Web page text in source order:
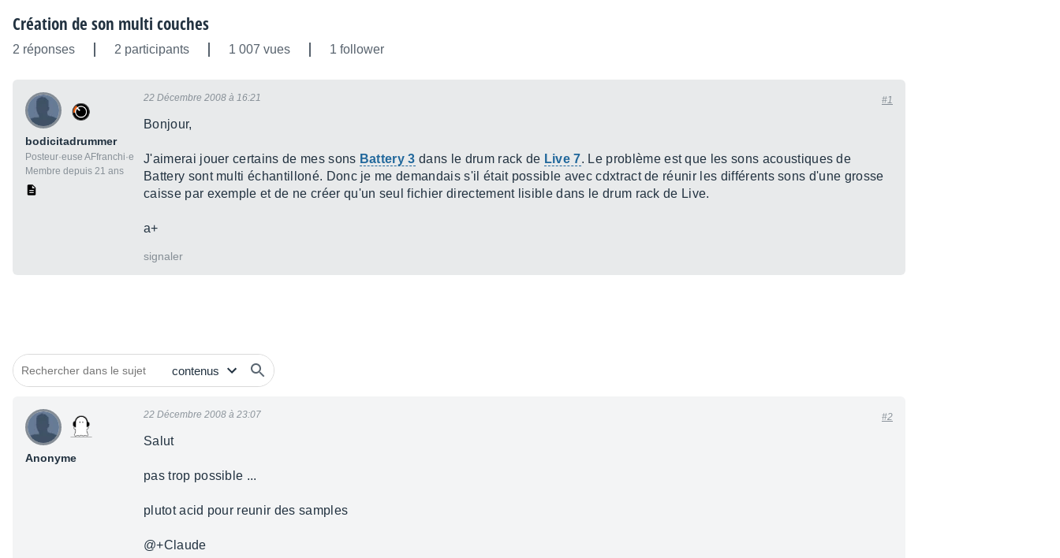
Création de son multi couches
2 réponses 2 participants 1 007 vues 1 follower
bodicitadrummer
Posteur·euse AFfranchi·e
Membre depuis 21 ans
22 Décembre 2008 à 16:21 #1
Bonjour,
J'aimerai jouer certains de mes sons Battery 3 dans le drum rack de Live 7. Le problème est que les sons acoustiques de
Battery sont multi échantilloné. Donc je me demandais s'il était possible avec cdxtract de réunir les différents sons d'une grosse
caisse par exemple et de ne créer qu'un seul fichier directement lisible dans le drum rack de Live.
a+
signaler
Anonyme
22 Décembre 2008 à 23:07 #2
Salut
pas trop possible ...
plutot acid pour reunir des samples
@+Claude